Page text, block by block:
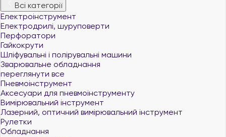
Всі категорії
Електроінструмент
Електродрилі, шуруповерти
Перфоратори
Гайкокрути
Шліфувальні і полірувальні машини
Зварювальне обладнання
переглянути все
Пневмоінструмент
Аксесуари для пневмоінструменту
Вимірювальний інструмент
Лазерний, оптичний вимірювальний інструмент
Рулетки
Обладнання